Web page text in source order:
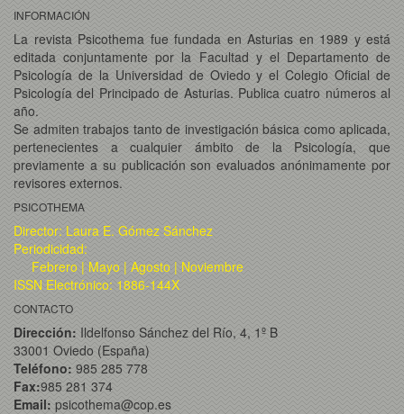
INFORMACIÓN
La revista Psicothema fue fundada en Asturias en 1989 y está
editada conjuntamente por la Facultad y el Departamento de
Psicología de la Universidad de Oviedo y el Colegio Oficial de
Psicología del Principado de Asturias. Publica cuatro números al
año.
Se admiten trabajos tanto de investigación básica como aplicada,
pertenecientes a cualquier ámbito de la Psicología, que
previamente a su publicación son evaluados anónimamente por
revisores externos.
PSICOTHEMA
Director: Laura E. Gómez Sánchez
Periodicidad:
Febrero | Mayo | Agosto | Noviembre
ISSN Electrónico: 1886-144X
CONTACTO
Dirección: Ildelfonso Sánchez del Río, 4, 1º B
33001 Oviedo (España)
Teléfono: 985 285 778
Fax:985 281 374
Email: psicothema@cop.es